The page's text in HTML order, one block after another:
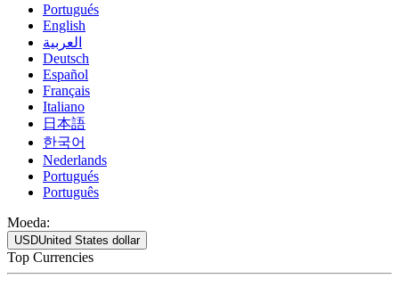
Portugués
English
العربية
Deutsch
Español
Français
Italiano
日本語
한국어
Nederlands
Portugués
Português
Moeda:
USDUnited States dollar
Top Currencies